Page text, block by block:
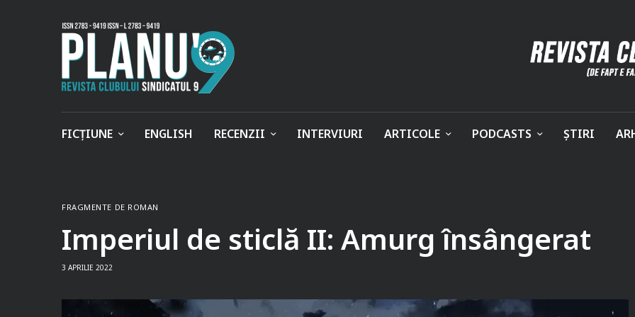
FICȚIUNE ENGLISH RECENZII INTERVIURI ARTICOLE PODCASTS ȘTIRI
FRAGMENTE DE ROMAN
Imperiul de sticlă II: Amurg însângerat
3 APRILIE 2022